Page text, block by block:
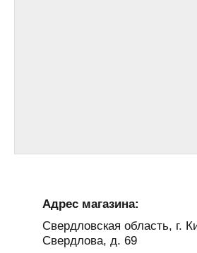
Адрес магазина:
Свердловская область, г.
Свердлова, д. 69